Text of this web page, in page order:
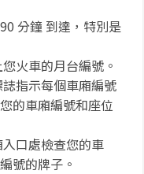
分鐘 到達，特別是
火車的月台編號。
指示每個車廂編號
的車廂編號和座位
口處檢查您的車
號的牌子。